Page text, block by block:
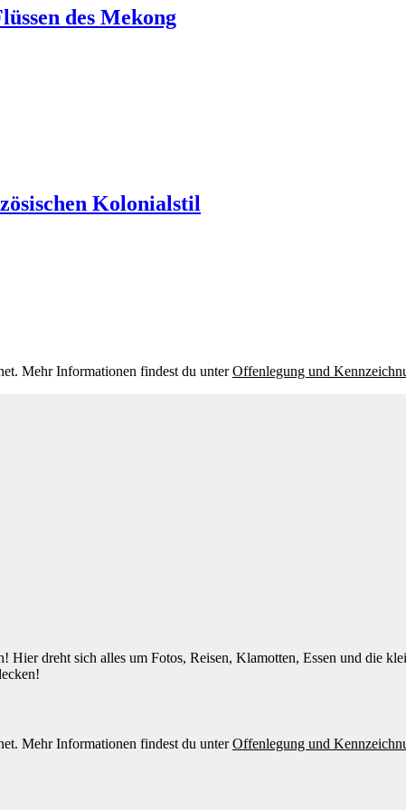
des Mekong
Kolonialstil
Mehr Informationen findest du unterOffenlegung und
dreht sich alles um Fotos, Reisen, Klamotten, Essen und die
Mehr Informationen findest du unterOffenlegung und